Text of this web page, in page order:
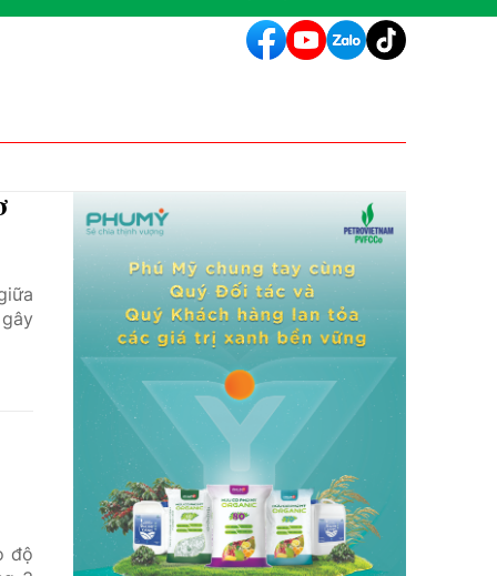
tác cần sa làm thay đổi môi trường nghiêm trọng tại Hoa Kỳ
độ